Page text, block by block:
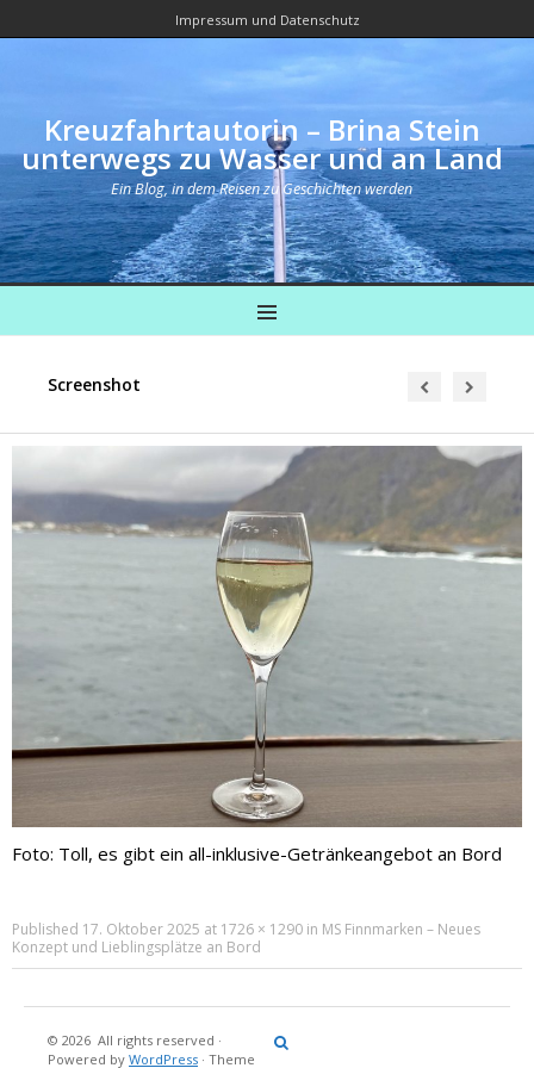
Impressum und Datenschutz
Kreuzfahrtautorin – Brina Stein
unterwegs zu Wasser und an Land
Ein Blog, in dem Reisen zu Geschichten werden
MENU
Screenshot
Foto: Toll, es gibt ein all-inklusive-Getränkeangebot an Bord
Published 17. Oktober 2025 at 1726 × 1290 in MS Finnmarken – Neues
Konzept und Lieblingsplätze an Bord
© 2026 All rights reserved ·
Powered by WordPress · Theme